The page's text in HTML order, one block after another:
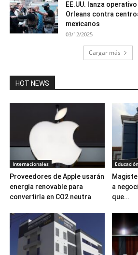
EE.UU. lanza
Orleans contra
mexicanos
03/12/2025
Cargar más
HOT NEWS
Internacionales
Proveedores de Apple usarán
energía renovable para
convertirla en CO2 neutra
Educación
a
que...